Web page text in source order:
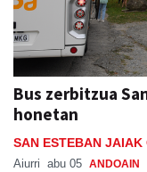
Bus zerbitzua
honetan
SAN ESTEBAN JAIAK
Aiurri abu 05 ANDOAIN